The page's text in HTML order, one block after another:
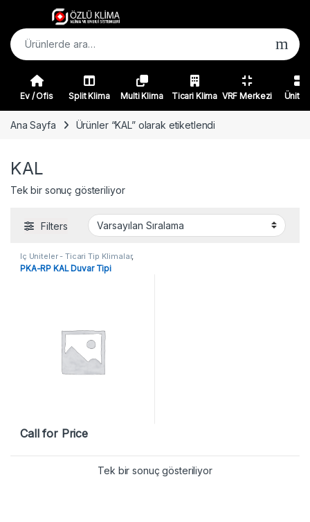
Skip to navigation
Skip to content
Ara:
Ev / Ofis Split Klima Multi Klima Ticari Klima VRF Merkezi
Ana Sayfa Ürünler “KAL” olarak etiketlendi
KAL
Tek bir sonuç gösteriliyor
Filters
İç Üniteler - Ticari Tip Klimalar,
Ticari Tip Klimalar
PKA-RP KAL Duvar Tipi
Call for Price
Tek bir sonuç gösteriliyor